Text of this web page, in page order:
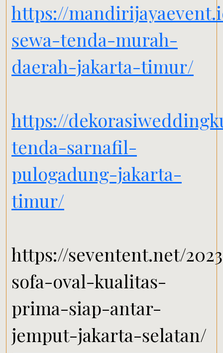
https://
sewa-tenda-murah-
daerah-jakarta-timur/
https://
tenda-sarnafil-
pulogadung-jakarta-
timur/
https://seventent.net/
sofa-oval-kualitas-
prima-siap-antar-
jemput-jakarta-selatan/